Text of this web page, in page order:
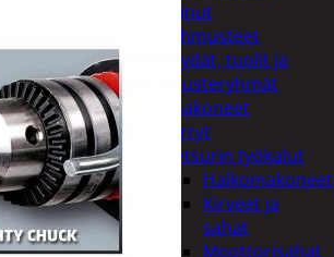
Keinut
Pehmusteet
Pöydät, tuolit ja
kalusteryhmät
Puutarhakoneet
Kärryt
Metsurin työkalut
Halkomakoneet
Kirveet ja
sahat
Moottorisahat